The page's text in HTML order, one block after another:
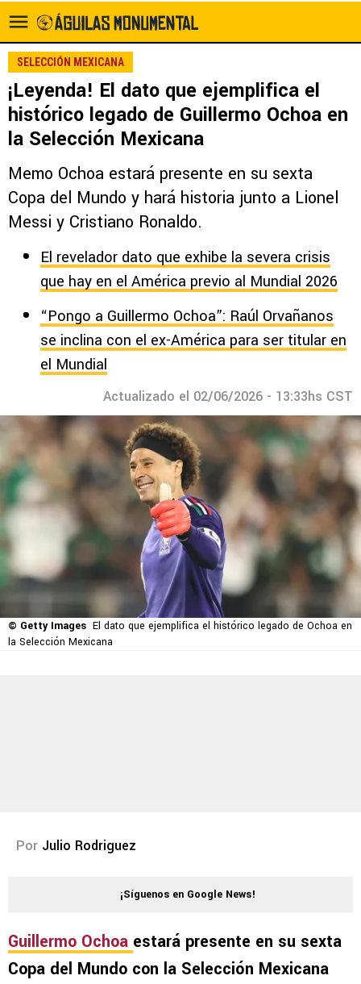
SELECCIÓN MEXICANA
¡Leyenda! El dato que ejemplifica el
histórico legado de Guillermo Ochoa en
la Selección Mexicana
Memo Ochoa estará presente en su sexta
Copa del Mundo y hará historia junto a Lionel
Messi y Cristiano Ronaldo.
El revelador dato que exhibe la severa crisis
que hay en el América previo al Mundial 2026
“Pongo a Guillermo Ochoa”: Raúl Orvañanos
se inclina con el ex-América para ser titular en
el Mundial
Actualizado el 02/06/2026 - 13:33hs CST
© Getty Images El dato que ejemplifica el histórico legado de Ochoa en
la Selección Mexicana
Por Julio Rodriguez
¡Síguenos en Google News!
Guillermo Ochoa estará presente en su sexta
Copa del Mundo con la Selección Mexicana